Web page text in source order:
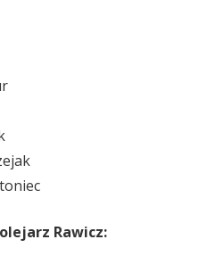
Rawicz: